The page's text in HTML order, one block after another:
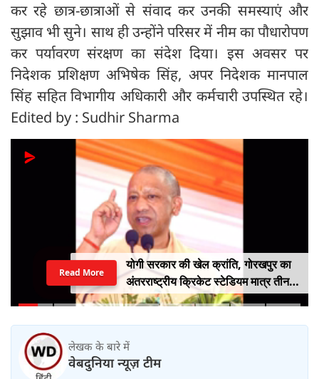
कर रहे छात्र-छात्राओं से संवाद कर उनकी समस्याएं और
सुझाव भी सुने। साथ ही उन्होंने परिसर में नीम का पौधारोपण
कर पर्यावरण संरक्षण का संदेश दिया। इस अवसर पर
निदेशक प्रशिक्षण अभिषेक सिंह, अपर निदेशक मानपाल
सिंह सहित विभागीय अधिकारी और कर्मचारी उपस्थित रहे।
Edited by : Sudhir Sharma
योगी सरकार की खेल क्रांति, गोरखपुर का
अंतरराष्ट्रीय क्रिकेट स्टेडियम मात्र तीन
महीने में लगभग 20% तैयार
Read More
लेखक के बारे में
वेबदुनिया न्यूज़ टीम